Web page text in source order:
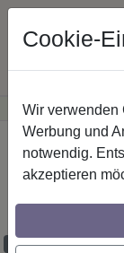
Günstige
Startseite
IL-Stilg. 20
cm
Maßzuschnitt möglich
Cookie-
Wir verwenden
Werbung und
notwendig.
akzeptieren